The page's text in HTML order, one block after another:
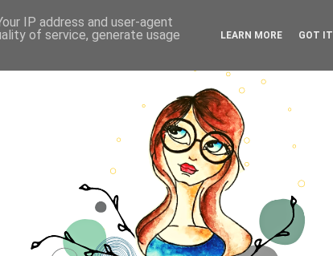
IP address and user-agent
of service, generate usage
LEARN MORE GOT IT